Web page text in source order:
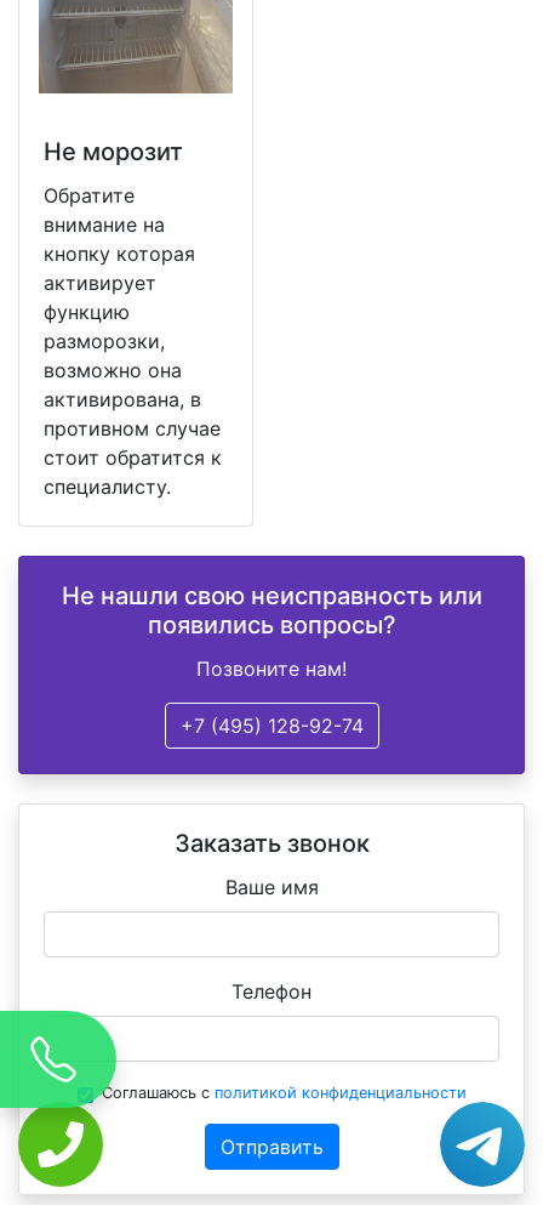
Не морозит
Обратите
внимание на
кнопку которая
активирует
функцию
разморозки,
возможно она
активирована, в
противном случае
стоит обратится к
специалисту.
Не нашли свою неисправность или
появились вопросы?
Позвоните нам!
+7 (495) 128-92-74
Заказать звонок
Ваше имя
Телефон
Соглашаюсь с политикой конфиденциальности
Отправить